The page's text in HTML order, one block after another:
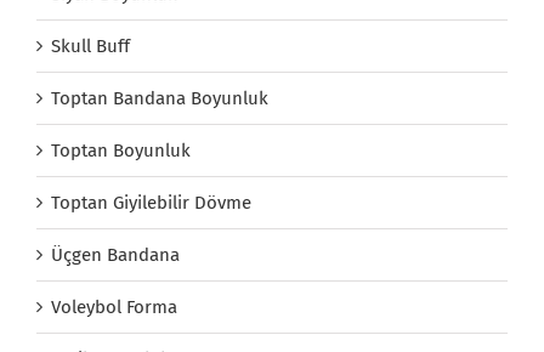
Skull Buff
Toptan Bandana Boyunluk
Toptan Boyunluk
Toptan Giyilebilir Dövme
Üçgen Bandana
Voleybol Forma